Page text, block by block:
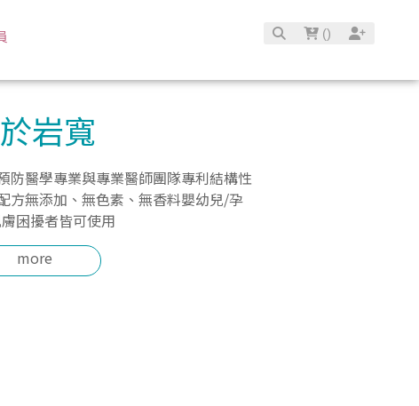
()
岩寬
防醫學專業與專業醫師團隊專利結構性
方無添加、無色素、無香料嬰幼兒/孕
困擾者皆可使用
more